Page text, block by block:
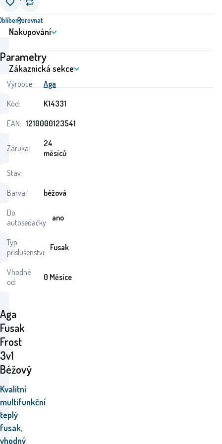
Porovnat
Aga
Fusak
Frost
3v1
Béžový
Kvalitní
multifunkční
teplý
fusak,
vhodný
Parametry
Výrobce:
Aga
Kód:
K14331
EAN: 1210000123541
Záruka:
24
měsíců
Stav:
Barva:
béžová
Do
autosedačky: ano
Typ
příslušenství: Fusak
Vhodné
od:
0 Měsíce
Nakupování
Zákaznická sekce